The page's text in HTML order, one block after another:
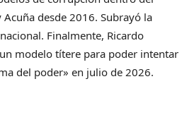
desde 2016. Subrayó la
Finalmente, Ricardo
modelo títere para poder intentar
del poder» en julio de 2026.